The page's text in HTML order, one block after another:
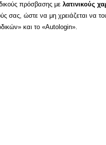
πρόσβασης μελατινικούς
σας, ώστε να μη χρειάζεται να
και το «Autologin».